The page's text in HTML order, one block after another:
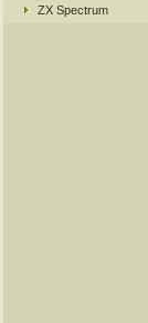
ZX Spectrum